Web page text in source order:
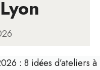
: 8 idées d’ateliers à